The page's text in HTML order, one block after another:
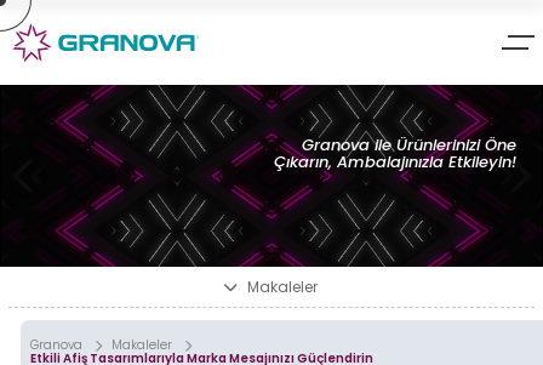
×
Granova Ambalaj Tasarım &
Ürün Geliştirme
» Hakkımızda
» Hizmetlerimiz
» Markalarımız
» Tasarımlarımız
» İletişim
Granova ile Ürünlerinizi Öne
Çıkarın, Ambalajınızla Etkileyin!
Makaleler
Ambalaj tasarım & ürün
geliştirme uzmanı GRANOVA;
Marka Kimliğinizi; ürün uyumu, görsel çekicilik, anlaşılırlık ve
fonksiyonelliği ön planda tutarak ürünlerinizin müşterilere
sunumu için ilgi çekici minimalist tasarımlar üretiyoruz.
Yaptığımız çalışmaları incelemenize sunuyoruz;
Ambalaj Tasarımları
Metal Kutu
Granova Makaleler
Etkili Afiş Tasarımlarıyla Marka Mesajınızı Güçlendirin